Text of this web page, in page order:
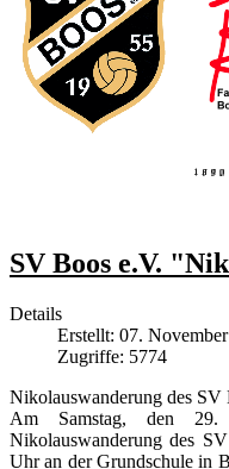
SV Boos e.V.
Details
Erstellt: 07.
Zugriffe: 5774
Nikolauswanderung des SV
Am Samstag, den 29.
Nikolauswanderung des
Uhr an der Grundschule in